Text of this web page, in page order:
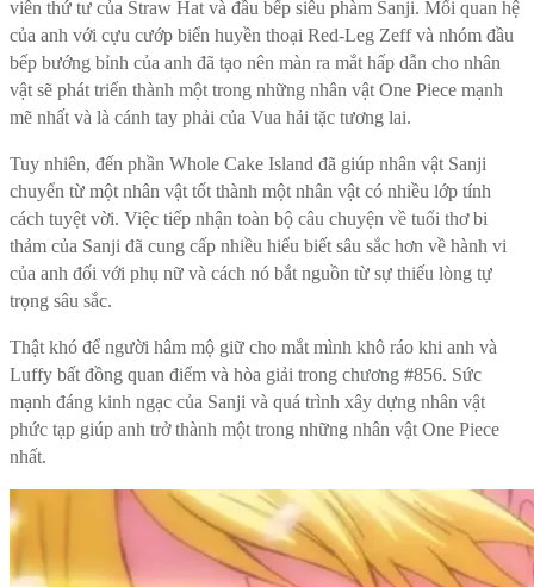
viên thứ tư của Straw Hat và đầu bếp siêu phàm Sanji. Mối quan hệ
của anh với cựu cướp biển huyền thoại Red-Leg Zeff và nhóm đầu
bếp bướng bỉnh của anh đã tạo nên màn ra mắt hấp dẫn cho nhân
vật sẽ phát triển thành một trong những nhân vật One Piece mạnh
mẽ nhất và là cánh tay phải của Vua hải tặc tương lai.
Tuy nhiên, đến phần Whole Cake Island đã giúp nhân vật Sanji
chuyển từ một nhân vật tốt thành một nhân vật có nhiều lớp tính
cách tuyệt vời. Việc tiếp nhận toàn bộ câu chuyện về tuổi thơ bi
thảm của Sanji đã cung cấp nhiều hiểu biết sâu sắc hơn về hành vi
của anh đối với phụ nữ và cách nó bắt nguồn từ sự thiếu lòng tự
trọng sâu sắc.
Thật khó để người hâm mộ giữ cho mắt mình khô ráo khi anh và
Luffy bất đồng quan điểm và hòa giải trong chương #856. Sức
mạnh đáng kinh ngạc của Sanji và quá trình xây dựng nhân vật
phức tạp giúp anh trở thành một trong những nhân vật One Piece
nhất.